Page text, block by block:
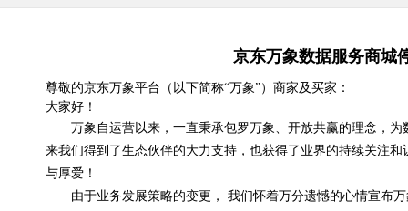
京东万象数据服务商城
尊敬的京东万象平台（以下简称“万象”）商家及买家：
大家好！
万象自运营以来，一直秉承包罗万象、开放共赢的理念，
来我们得到了生态伙伴的大力支持，也获得了业界的持续关注
与厚爱！
由于业务发展策略的变更， 我们怀着万分遗憾的心情宣布
特惠专区
低于0.01元/次